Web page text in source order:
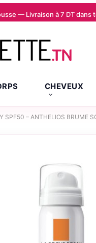
— Livraison à 7 DT
CHEVEUX
SPF50 – ANTHELIOS BRUME